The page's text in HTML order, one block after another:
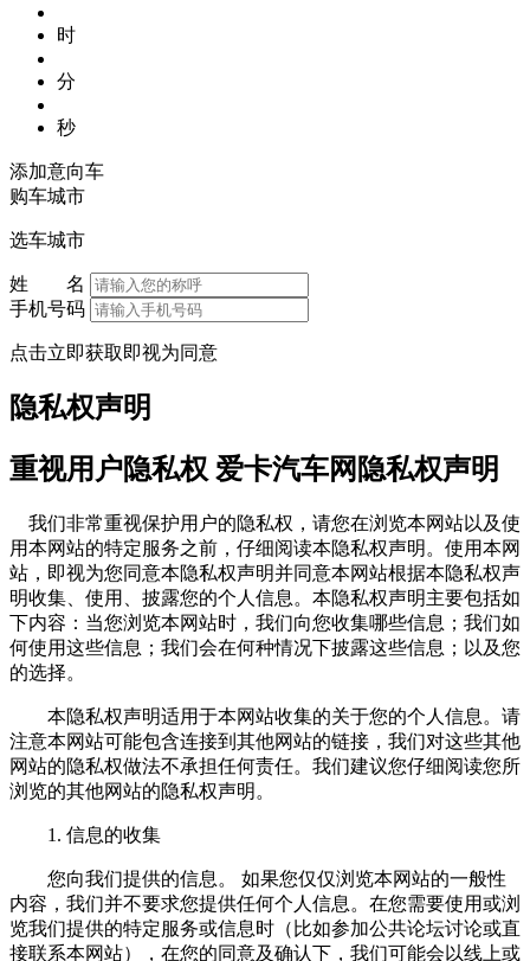
时
分
秒
添加意向车
购车城市
选车城市
姓 名
手机号码
点击立即获取即视为同意
隐私权声明
重视用户隐私权 爱卡汽车网隐私权声明
我们非常重视保护用户的隐私权，请您在浏览本网站以及使
用本网站的特定服务之前，仔细阅读本隐私权声明。使用本网
站，即视为您同意本隐私权声明并同意本网站根据本隐私权声
明收集、使用、披露您的个人信息。本隐私权声明主要包括如
下内容：当您浏览本网站时，我们向您收集哪些信息；我们如
何使用这些信息；我们会在何种情况下披露这些信息；以及您
的选择。
本隐私权声明适用于本网站收集的关于您的个人信息。请
注意本网站可能包含连接到其他网站的链接，我们对这些其他
网站的隐私权做法不承担任何责任。我们建议您仔细阅读您所
浏览的其他网站的隐私权声明。
1. 信息的收集
您向我们提供的信息。 如果您仅仅浏览本网站的一般性
内容，我们并不要求您提供任何个人信息。在您需要使用或浏
览我们提供的特定服务或信息时（比如参加公共论坛讨论或直
接联系本网站），在您的同意及确认下，我们可能会以线上或